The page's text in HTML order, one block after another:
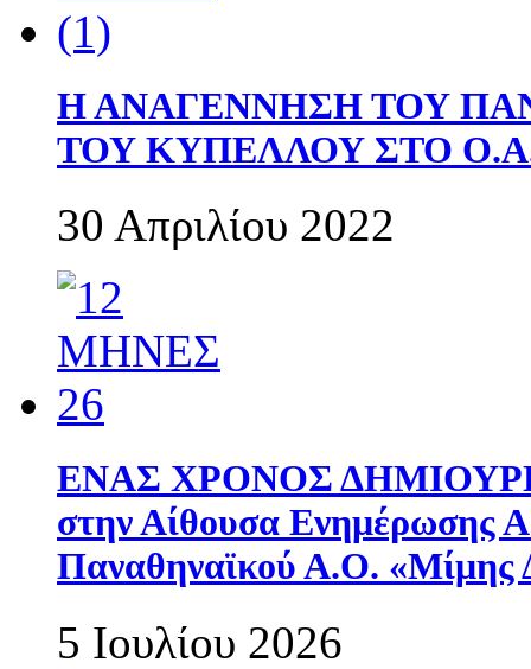
Η ΑΝΑΓΕΝΝΗΣΗ ΤΟΥ
ΤΟΥ ΚΥΠΕΛΛΟΥ ΣΤΟ
30 Απριλίου 2022
ΕΝΑΣ ΧΡΟΝΟΣ
στην Αίθουσα Ενημέρωσης
Παναθηναϊκού Α.Ο. «Μίμης
5 Ιουλίου 2026